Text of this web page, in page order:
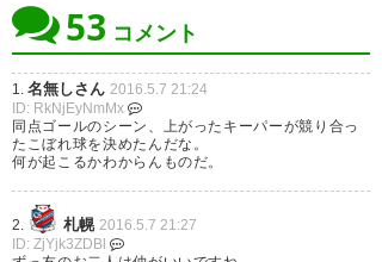
53 コメント
1. 名無しさん 2016.5.7 21:24
ID: RkNjEyNmMx
同点ゴールのシーン、上がったキーパーが競り合っ
たこぼれ球を決めたんだな。
何が起こるかわからんものだ。
2. 札幌 2016.5.7 21:27
ID: ZjYjk3ZDBl